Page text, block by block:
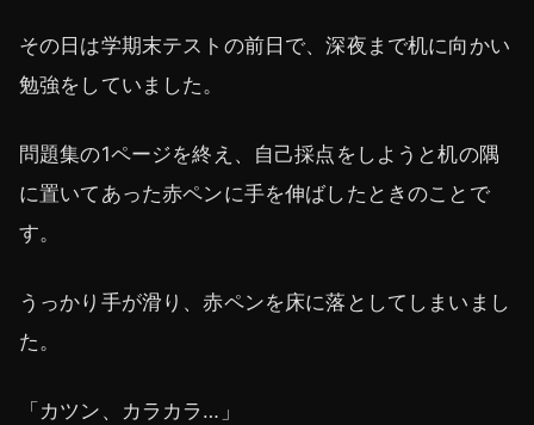
その日は学期末テストの前日で、深夜まで机に向かい
勉強をしていました。
問題集の1ページを終え、自己採点をしようと机の隅
に置いてあった赤ペンに手を伸ばしたときのことで
す。
うっかり手が滑り、赤ペンを床に落としてしまいまし
た。
「カツン、カラカラ…」